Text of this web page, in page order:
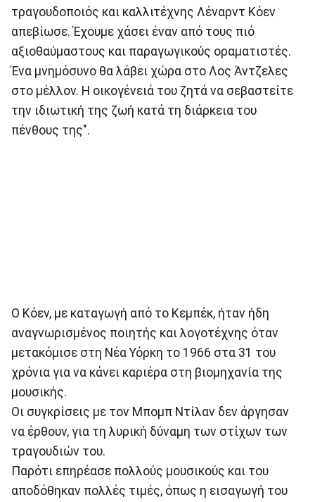
τραγουδοποιός και καλλιτέχνης Λέναρντ Κόεν
απεβίωσε. Έχουμε χάσει έναν από τους πιό
αξιοθαύμαστους και παραγωγικούς οραματιστές.
Ένα μνημόσυνο θα λάβει χώρα στο Λος Άντζελες
στο μέλλον. Η οικογένειά του ζητά να σεβαστείτε
την ιδιωτική της ζωή κατά τη διάρκεια του
πένθους της".
Ο Κόεν, με καταγωγή από το Κεμπέκ, ήταν ήδη
αναγνωρισμένος ποιητής και λογοτέχνης όταν
μετακόμισε στη Νέα Υόρκη το 1966 στα 31 του
χρόνια για να κάνει καριέρα στη βιομηχανία της
μουσικής.
Οι συγκρίσεις με τον Μπομπ Ντίλαν δεν άργησαν
να έρθουν, για τη λυρική δύναμη των στίχων των
τραγουδιών του.
Παρότι επηρέασε πολλούς μουσικούς και του
αποδόθηκαν πολλές τιμές, όπως η εισαγωγή του